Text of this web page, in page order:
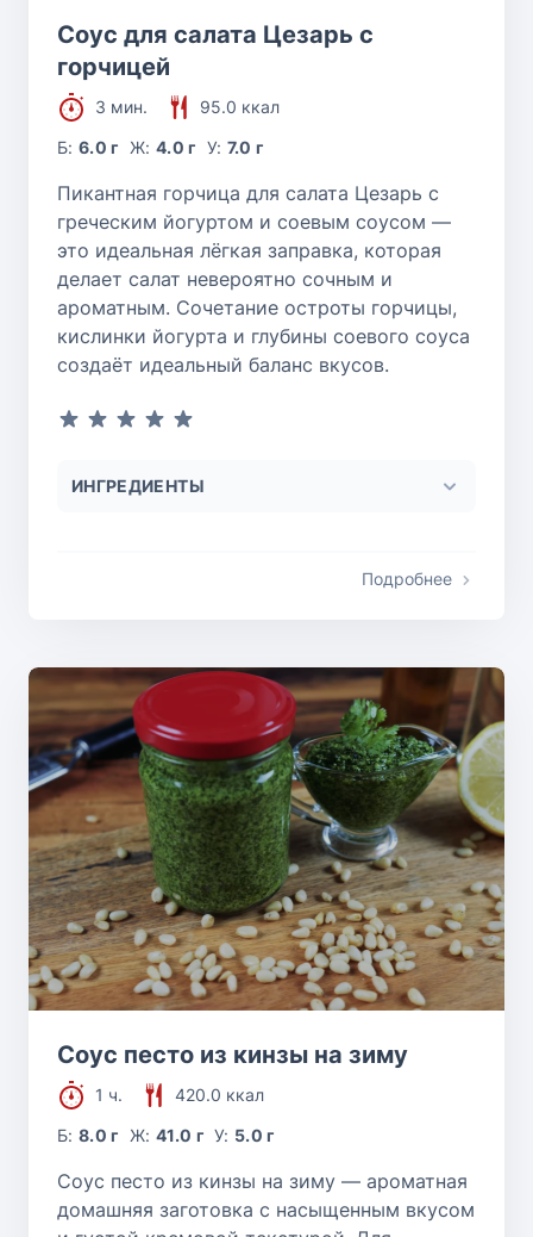
Соус для салата Цезарь с
горчицей
3 мин.
95.0 ккал
Б:6.0 г Ж: 4.0 г У: 7.0 г
Пикантная горчица для салата Цезарь с
греческим йогуртом и соевым соусом —
это идеальная лёгкая заправка, которая
делает салат невероятно сочным и
ароматным. Сочетание остроты горчицы,
кислинки йогурта и глубины соевого соуса
создаёт идеальный баланс вкусов.
ИНГРЕДИЕНТЫ
Подробнее
Соус песто из кинзы на зиму
1 ч.
420.0 ккал
Б:8.0 г Ж: 41.0 г У: 5.0 г
Соус песто из кинзы на зиму — ароматная
домашняя заготовка с насыщенным вкусом